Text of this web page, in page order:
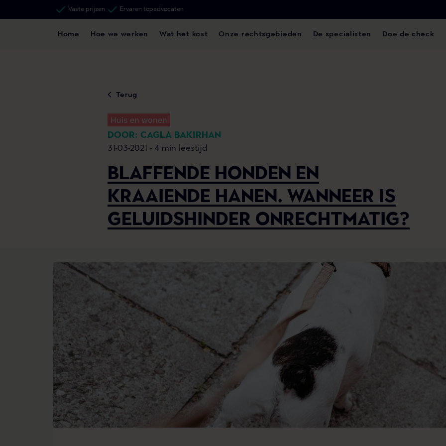
Vaste prijzen Ervaren topadvocaten
Home Hoe we werken Wat het kost Onze rechtsgebieden De specialisten Doe de check
Terug
Huis en wonen
DOOR: CAGLA BAKIRHAN
31-03-2021 - 4 min leestijd
BLAFFENDE HONDEN EN
KRAAIENDE HANEN. WANNEER IS
GELUIDSHINDER ONRECHTMATIG?